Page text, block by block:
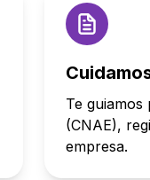
Te guiamos
(CNAE),
empresa.